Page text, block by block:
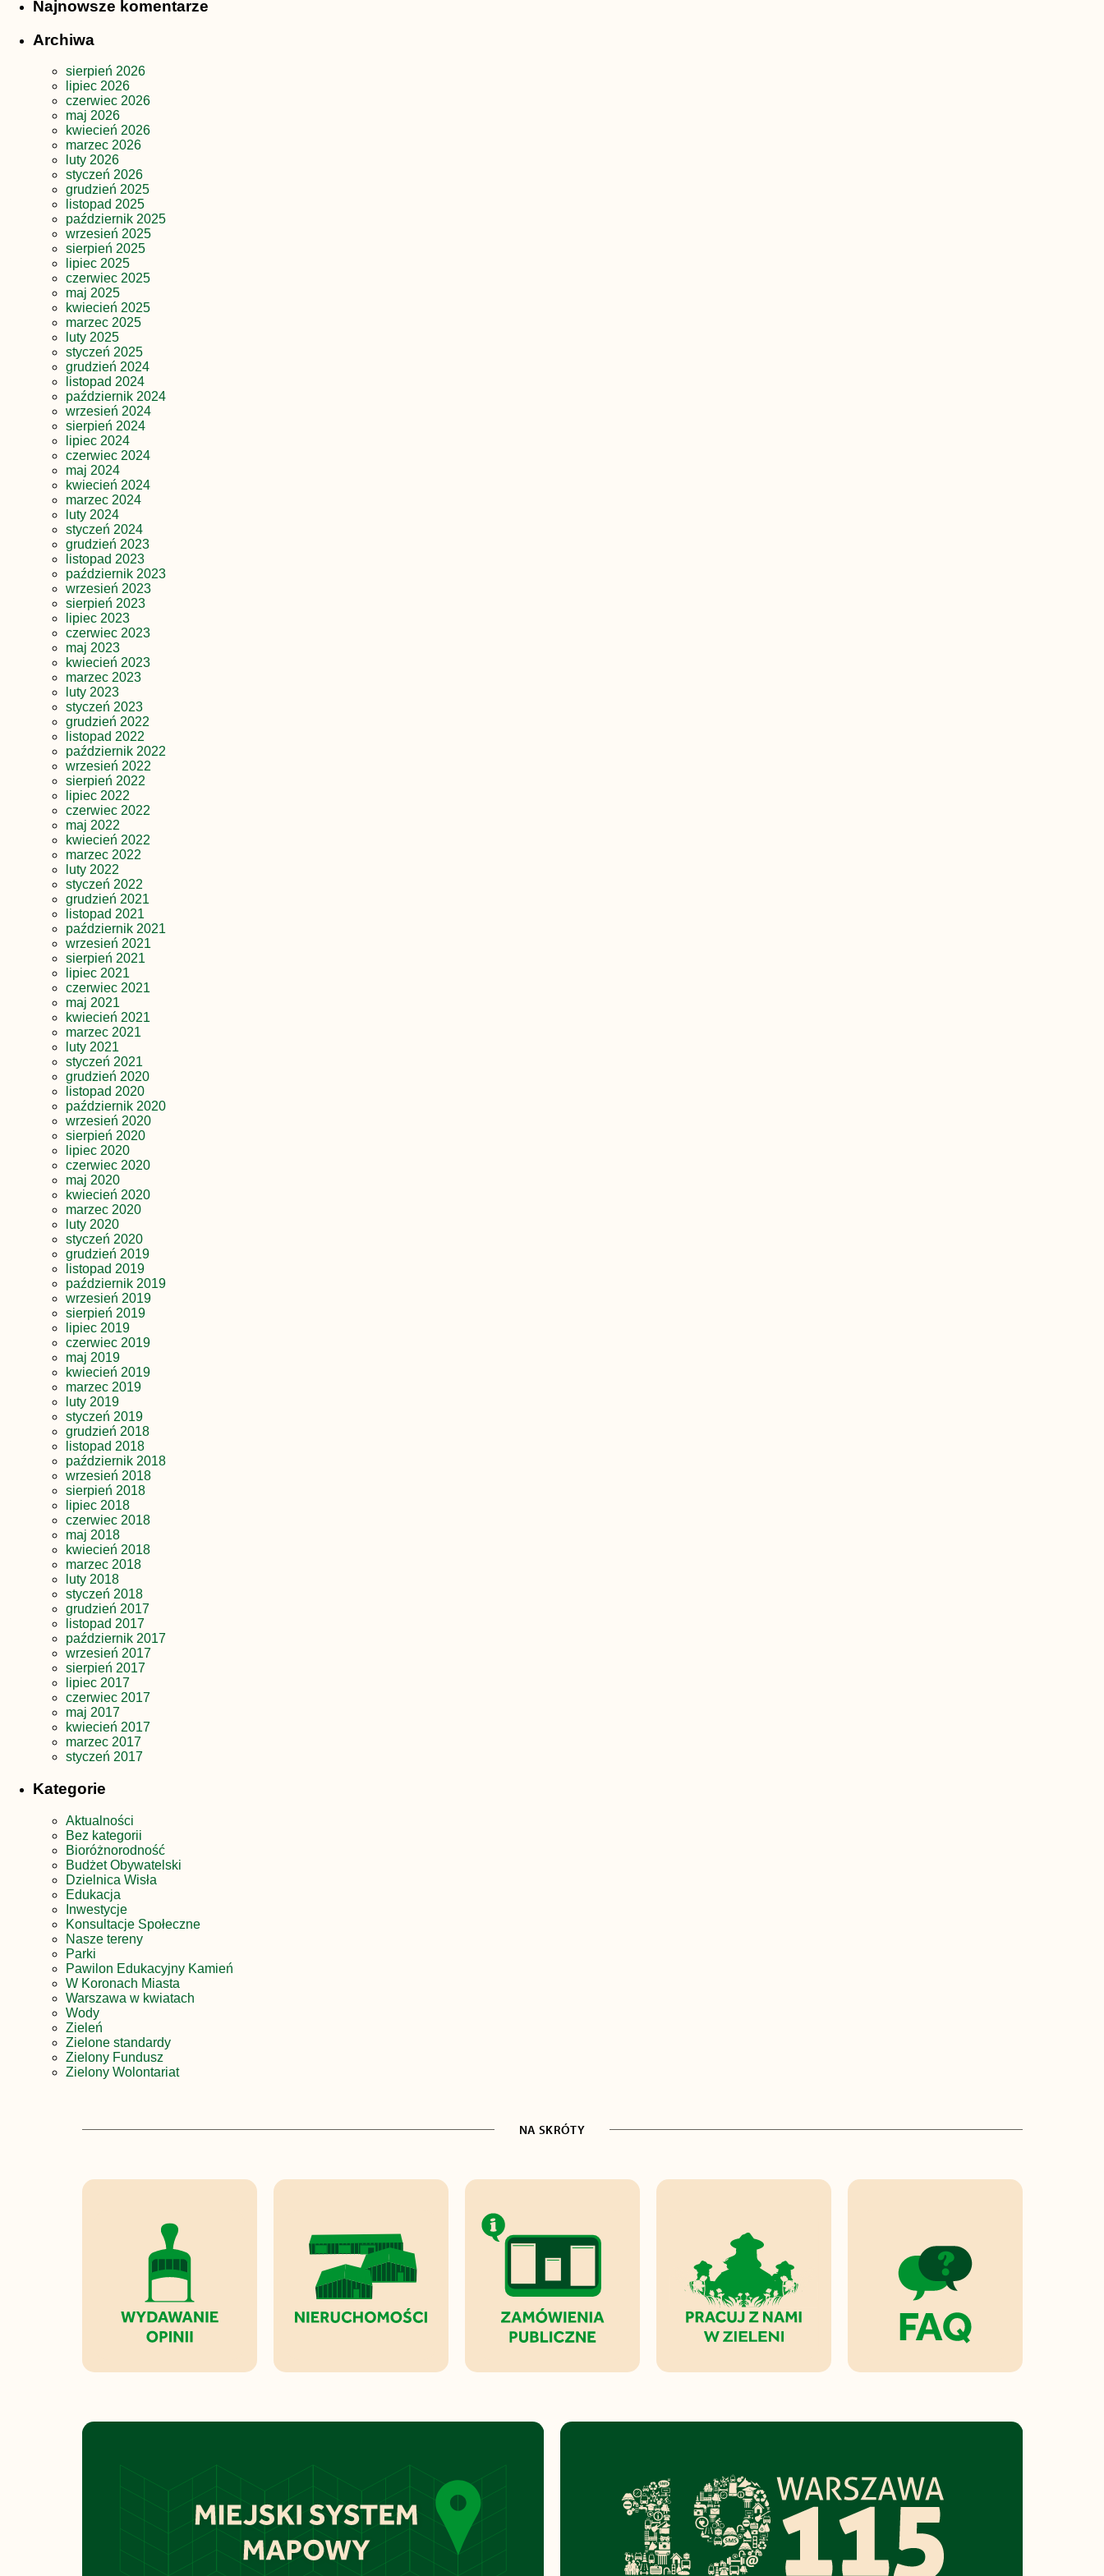
Najnowsze komentarze
Archiwa
sierpień 2026
lipiec 2026
czerwiec 2026
maj 2026
kwiecień 2026
marzec 2026
luty 2026
styczeń 2026
grudzień 2025
listopad 2025
październik 2025
wrzesień 2025
sierpień 2025
lipiec 2025
czerwiec 2025
maj 2025
kwiecień 2025
marzec 2025
luty 2025
styczeń 2025
grudzień 2024
listopad 2024
październik 2024
wrzesień 2024
sierpień 2024
lipiec 2024
czerwiec 2024
maj 2024
kwiecień 2024
marzec 2024
luty 2024
styczeń 2024
grudzień 2023
listopad 2023
październik 2023
wrzesień 2023
sierpień 2023
lipiec 2023
czerwiec 2023
maj 2023
kwiecień 2023
marzec 2023
luty 2023
styczeń 2023
grudzień 2022
listopad 2022
październik 2022
wrzesień 2022
sierpień 2022
lipiec 2022
czerwiec 2022
maj 2022
kwiecień 2022
marzec 2022
luty 2022
styczeń 2022
grudzień 2021
listopad 2021
październik 2021
wrzesień 2021
sierpień 2021
lipiec 2021
czerwiec 2021
maj 2021
kwiecień 2021
marzec 2021
luty 2021
styczeń 2021
grudzień 2020
listopad 2020
październik 2020
wrzesień 2020
sierpień 2020
lipiec 2020
czerwiec 2020
maj 2020
kwiecień 2020
marzec 2020
luty 2020
styczeń 2020
grudzień 2019
listopad 2019
październik 2019
wrzesień 2019
sierpień 2019
lipiec 2019
czerwiec 2019
maj 2019
kwiecień 2019
marzec 2019
luty 2019
styczeń 2019
grudzień 2018
listopad 2018
październik 2018
wrzesień 2018
sierpień 2018
lipiec 2018
czerwiec 2018
maj 2018
kwiecień 2018
marzec 2018
luty 2018
styczeń 2018
grudzień 2017
listopad 2017
październik 2017
wrzesień 2017
sierpień 2017
lipiec 2017
czerwiec 2017
maj 2017
kwiecień 2017
marzec 2017
styczeń 2017
Kategorie
Aktualności
Bez kategorii
Bioróżnorodność
Budżet Obywatelski
Dzielnica Wisła
Edukacja
Inwestycje
Konsultacje Społeczne
Nasze tereny
Parki
Pawilon Edukacyjny Kamień
W Koronach Miasta
Warszawa w kwiatach
Wody
Zieleń
Zielone standardy
Zielony Fundusz
Zielony Wolontariat
NA SKRÓTY